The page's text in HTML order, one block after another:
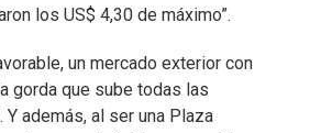
los US$ 4,30 de máximo”.
un mercado exterior con
gorda que sube todas las
además, al ser una Plaza